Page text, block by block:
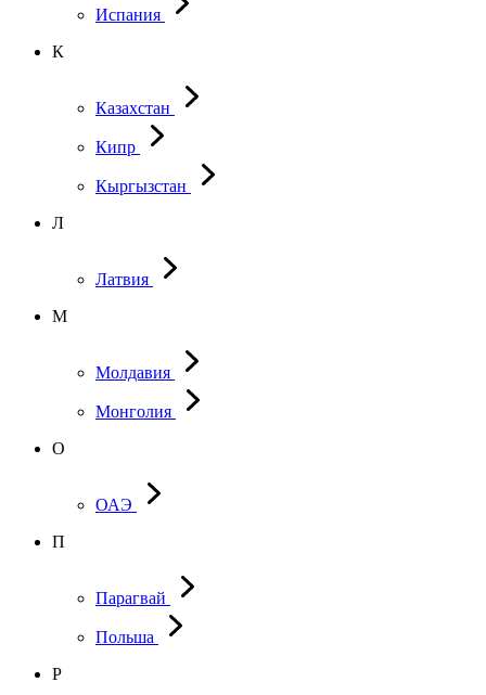
Испания
К
Казахстан
Кипр
Кыргызстан
Л
Латвия
М
Молдавия
Монголия
О
ОАЭ
П
Парагвай
Польша
Р